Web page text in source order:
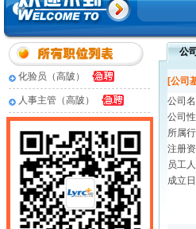
化验员（高陂）
人事主管（高陂）
公
[公司
公司名
公司
所属
注册
员工
成立